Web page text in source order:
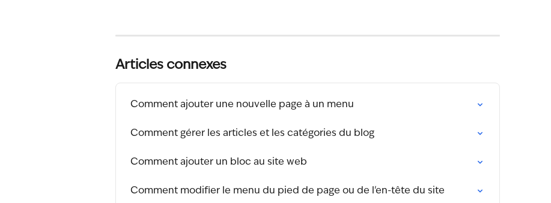
Articles connexes
Comment ajouter une nouvelle page à un menu
Comment gérer les articles et les catégories du blog
Comment ajouter un bloc au site web
Comment modifier le menu du pied de page ou de l'en-tête du site